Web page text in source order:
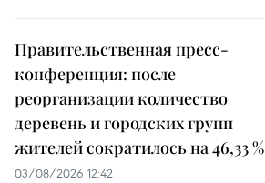
Правительственная пресс-
конференция: после
реорганизации количество
деревень и городских групп
жителей сократилось на 46,33 %
03/08/2026 12:42